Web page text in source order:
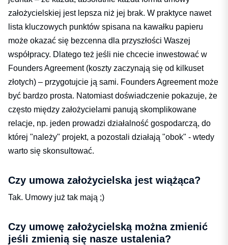
założycielskiej jest lepsza niż jej brak. W praktyce nawet
lista kluczowych punktów spisana na kawałku papieru
może okazać się bezcenna dla przyszłości Waszej
współpracy. Dlatego też jeśli nie chcecie inwestować w
Founders Agreement (koszty zaczynają się od kilkuset
złotych) – przygotujcie ją sami. Founders Agreement może
być bardzo prosta. Natomiast doświadczenie pokazuje, że
często między założycielami panują skomplikowane
relacje, np. jeden prowadzi działalność gospodarczą, do
której "należy" projekt, a pozostali działają "obok" - wtedy
warto się skonsultować.
Czy umowa założycielska jest wiążąca?
Tak. Umowy już tak mają ;)
Czy umowę założycielską można zmienić
jeśli zmienią się nasze ustalenia?